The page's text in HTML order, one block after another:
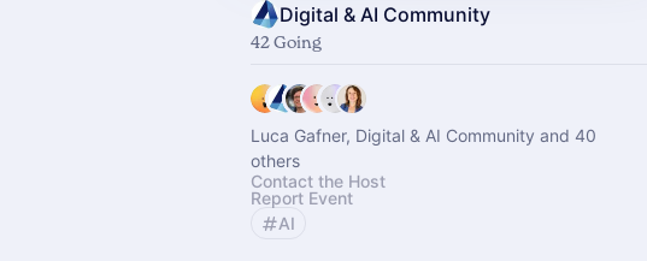
Digital & AI Community
42 Going
Luca Gafner, Digital & AI Community and 40
others
Contact the Host
Report Event
AI